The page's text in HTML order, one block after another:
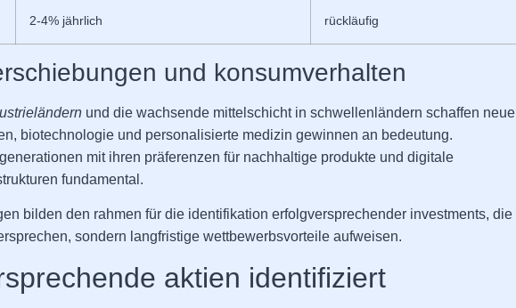
2-4% jährlich rückläufig
und konsumverhalten
und die wachsende mittelschicht in schwellenländern schaffen neue
biotechnologie und personalisierte medizin gewinnen an bedeutung.
mit ihren präferenzen für nachhaltige produkte und digitale
fundamental.
bilden den rahmen für die identifikation erfolgversprechender investments, die
sondern langfristige wettbewerbsvorteile aufweisen.
aktien identifiziert